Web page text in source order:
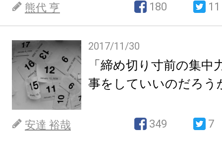
熊代 亨 180 11
2017/11/30
「締め切り寸前の集中
事をしていいのだろう
安達 裕哉 349 7